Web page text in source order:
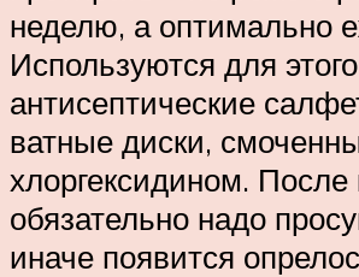
неделю, а оптимально
Используются для этого
антисептические
ватные диски,
хлоргексидином. После
обязательно надо
иначе появится